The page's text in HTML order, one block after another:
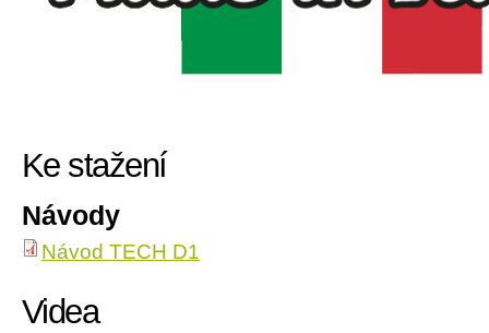
Ke stažení
Návody
Návod TECH D1
Videa